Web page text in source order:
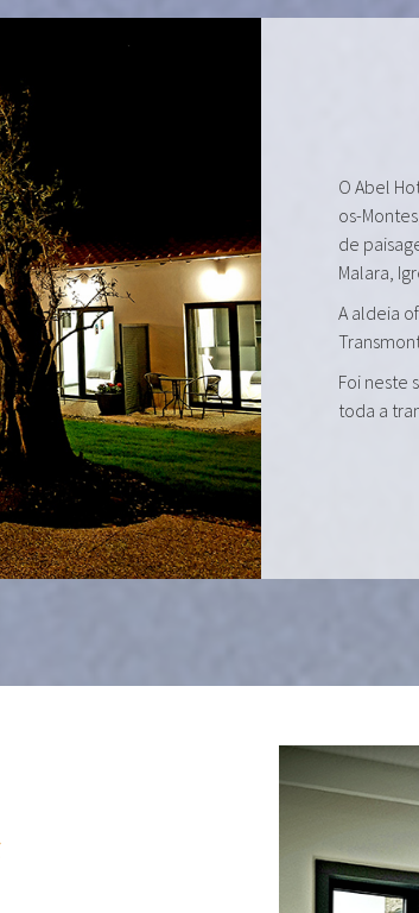
O Abel
os-
de
Malara,
A aldeia
Foi neste
toda a